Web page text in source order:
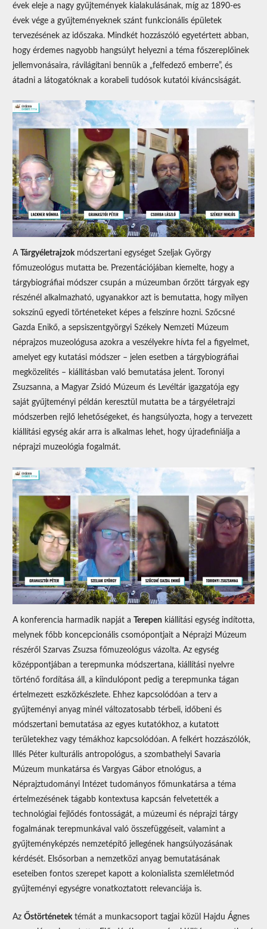
évek eleje a nagy gyűjtemények kialakulásának, míg az 1890-es
évek vége a gyűjteményeknek szánt funkcionális épületek
tervezésének az időszaka. Mindkét hozzászóló egyetértett abban,
hogy érdemes nagyobb hangsúlyt helyezni a téma főszereplőinek
jellemvonásaira, rávilágítani bennük a „felfedező emberre”, és
átadni a látogatóknak a korabeli tudósok kutatói kíváncsiságát.
A Tárgyéletrajzokmódszertani egységet Szeljak György
főmuzeológus mutatta be. Prezentációjában kiemelte, hogy a
tárgybiográfiai módszer csupán a múzeumban őrzött tárgyak egy
részénél alkalmazható, ugyanakkor azt is bemutatta, hogy milyen
sokszínű egyedi történeteket képes a felszínre hozni. Szőcsné
Gazda Enikő, a sepsiszentgyörgyi Székely Nemzeti Múzeum
néprajzos muzeológusa azokra a veszélyekre hívta fel a figyelmet,
amelyet egy kutatási módszer – jelen esetben a tárgybiográfiai
megközelítés – kiállításban való bemutatása jelent. Toronyi
Zsuzsanna, a Magyar Zsidó Múzeum és Levéltár igazgatója egy
saját gyűjteményi példán keresztül mutatta be a tárgyéletrajzi
módszerben rejlő lehetőségeket, és hangsúlyozta, hogy a tervezett
kiállítási egység akár arra is alkalmas lehet, hogy újradefiniálja a
néprajzi muzeológia fogalmát.
A konferencia harmadik napját a Terepen kiállítási egység indította,
melynek főbb koncepcionális csomópontjait a Néprajzi Múzeum
részéről Szarvas Zsuzsa főmuzeológus vázolta. Az egység
középpontjában a terepmunka módszertana, kiállítási nyelvre
történő fordítása áll, a kiindulópont pedig a terepmunka tágan
értelmezett eszközkészlete. Ehhez kapcsolódóan a terv a
gyűjteményi anyag minél változatosabb térbeli, időbeni és
módszertani bemutatása az egyes kutatókhoz, a kutatott
területekhez vagy témákhoz kapcsolódóan. A felkért hozzászólók,
Illés Péter kulturális antropológus, a szombathelyi Savaria
Múzeum munkatársa és Vargyas Gábor etnológus, a
Néprajztudományi Intézet tudományos főmunkatársa a téma
értelmezésének tágabb kontextusa kapcsán felvetették a
technológiai fejlődés fontosságát, a múzeumi és néprajzi tárgy
fogalmának terepmunkával való összefüggéseit, valamint a
gyűjteményképzés nemzetépítő jellegének hangsúlyozásának
kérdését. Elsősorban a nemzetközi anyag bemutatásának
eseteiben fontos szerepet kapott a kolonialista szemléletmód
gyűjteményi egységre vonatkoztatott relevanciája is.
Az Őstörténetektémát a munkacsoport tagjai közül Hajdu Ágnes